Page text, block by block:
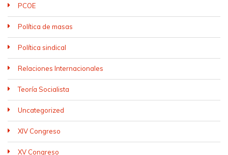
PCOE
Política de masas
Política sindical
Relaciones Internacionales
Teoría Socialista
Uncategorized
XIV Congreso
XV Congreso